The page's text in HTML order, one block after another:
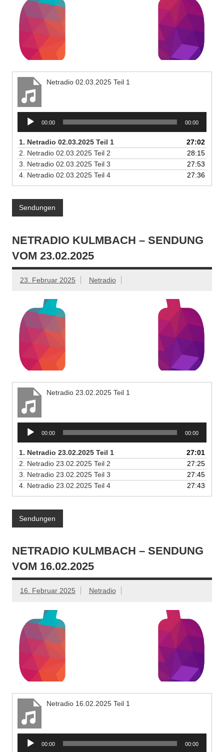
Netradio 02.03.2025 Teil 1
Audio-
Player
00:00 00:00
1. Netradio 02.03.2025 Teil 1
27:02
2. Netradio 02.03.2025 Teil 2
28:15
3. Netradio 02.03.2025 Teil 3
27:53
4. Netradio 02.03.2025 Teil 4 27:36
Sendungen
NETRADIO KULMBACH – SENDUNG
VOM 23.02.2025
23. Februar 2025 Netradio
Netradio 23.02.2025 Teil 1
Audio-
Player
00:00 00:00
1. Netradio 23.02.2025 Teil 1
27:01
2. Netradio 23.02.2025 Teil 2
27:25
3. Netradio 23.02.2025 Teil 3
27:45
4. Netradio 23.02.2025 Teil 4 27:43
Sendungen
NETRADIO KULMBACH – SENDUNG
VOM 16.02.2025
16. Februar 2025 Netradio
Netradio 16.02.2025 Teil 1
Audio-
Player
00:00 00:00